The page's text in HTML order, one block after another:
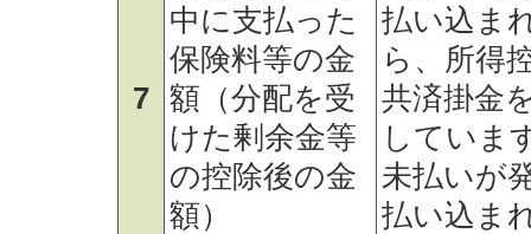
7
中に支払った
保険料等の金
額（分配を受
けた剰余金等
の控除後の金
額）
払い込ま
ら、所得
共済掛金
していま
未払いが
払い込ま